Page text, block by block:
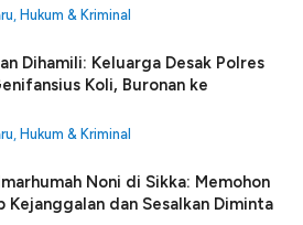
, Hukum & Kriminal
Dihamili: Keluarga Desak Polres
Koli, Buronan ke
, Hukum & Kriminal
Noni di Sikka: Memohon
Kejanggalan dan Sesalkan Diminta